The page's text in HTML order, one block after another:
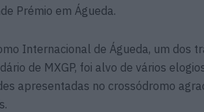
Prémio em Águeda.
Internacional de Águeda, um dos
de MXGP, foi alvo de vários
apresentadas no crossódromo